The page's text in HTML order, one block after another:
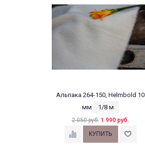
Альпака 264-150, Helmbold 10
мм
1/8 м
2 050 руб. 1 990 руб.